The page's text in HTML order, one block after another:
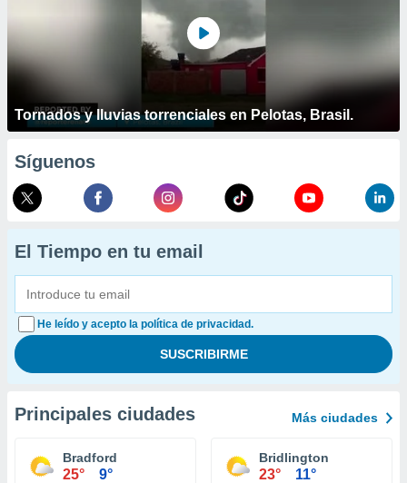
Tornados y lluvias torrenciales en Pelotas, Brasil.
Síguenos
El Tiempo en tu email
He leído y acepto la política de privacidad.
Principales ciudades Más ciudades
Bradford
25° 9°
Bridlington
23° 11°